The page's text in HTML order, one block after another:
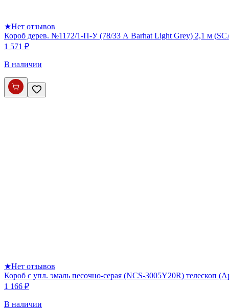
★Нет отзывов
Короб дерев. №1172/1-П-У (78/33 А Barhat Light Grey) 2,1 м
1 571 ₽
В наличии
★Нет отзывов
Короб с упл. эмаль песочно-серая (NCS-3005Y20R) телескоп
1 166 ₽
В наличии